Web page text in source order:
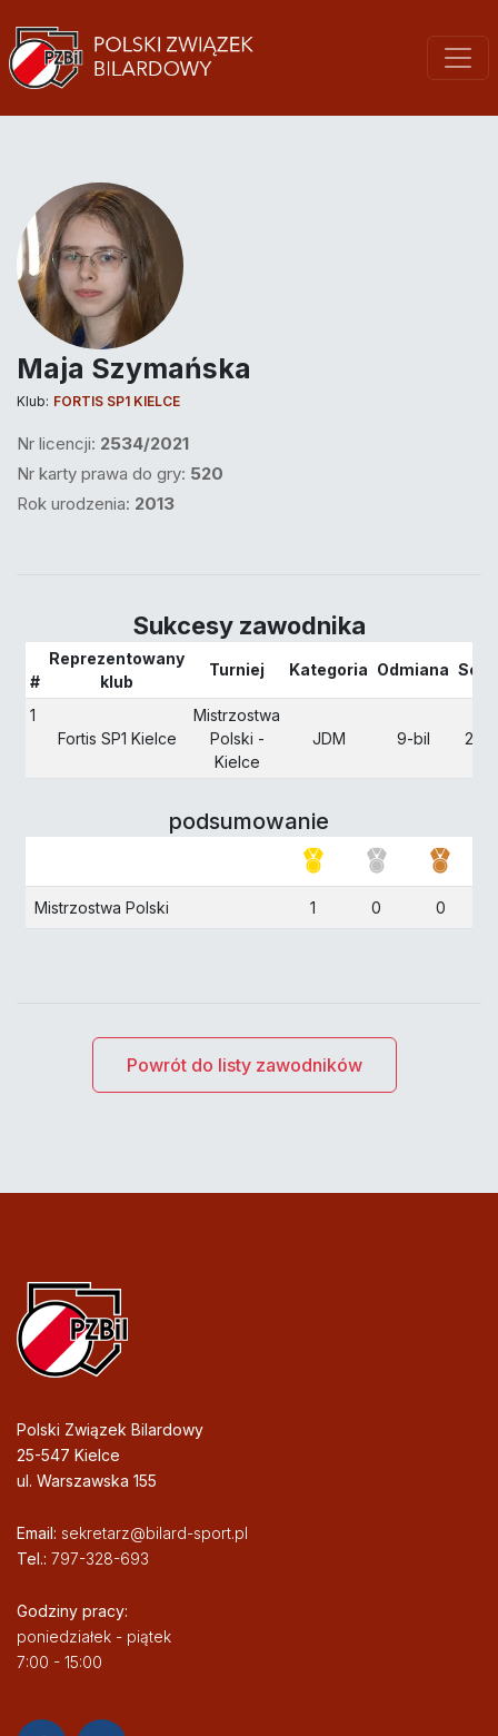
Maja Szymańska
Klub: FORTIS SP1 KIELCE
Nr licencji: 2534/2021
Nr karty prawa do gry: 520
Rok urodzenia: 2013
Sukcesy zawodnika
#
Reprezentowany
klub
Turniej Kategoria Odmiana
1
Fortis SP1 Kielce
Mistrzostwa
Polski -
Kielce
JDM 9-bil
podsumowanie
Mistrzostwa Polski 1 0 0
Powrót do listy zawodników
Polski Związek Bilardowy
25-547 Kielce
ul. Warszawska 155
Email: sekretarz@bilard-sport.pl
Tel.: 797-328-693
Godziny pracy:
poniedziałek - piątek
7:00 - 15:00